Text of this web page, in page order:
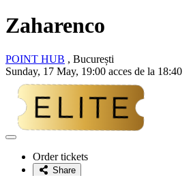
Zaharenco
POINT HUB , București
Sunday, 17 May, 19:00 acces de la 18:40
Adaugă
favoriteOrder tickets
Share